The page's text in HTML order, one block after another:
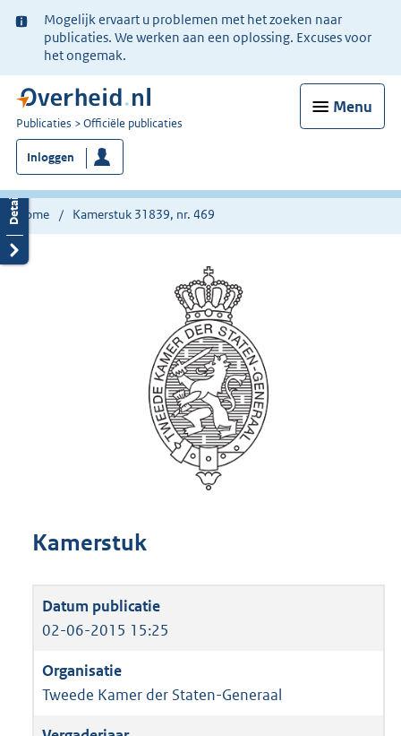
Ter
informatie:
Mogelijk ervaart u problemen met het zoeken naar
publicaties. We werken aan een oplossing. Excuses voor
het ongemak.
Menu
U
bent
nu
hier:
Publicaties Officiële publicaties
Inloggen
Home Kamerstuk 31839, nr. 469
Kamerstuk
02-06-2015 15:25
Tweede Kamer der Staten-Generaal